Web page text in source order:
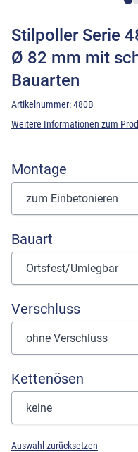
Stilpoller Serie
Ø 82 mm mit
Bauarten
Artikelnummer:480B
Weitere Informationen zum
Montage
Bauart
Verschluss
Kettenösen
Auswahl zurücksetzen